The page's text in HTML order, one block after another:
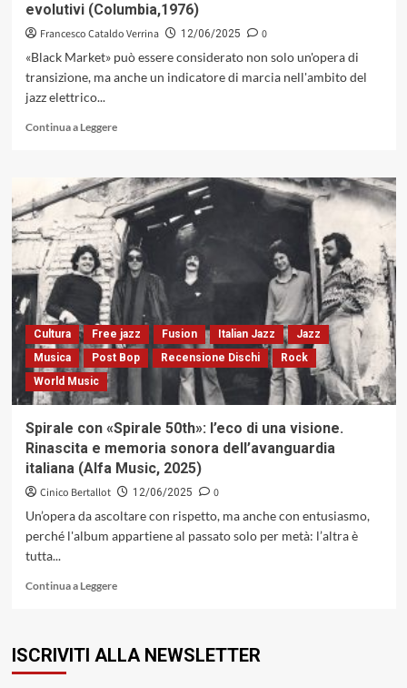
evolutivi (Columbia,1976)
Francesco Cataldo Verrina 12/06/2025
0
«Black Market» può essere considerato non solo un'opera di
transizione, ma anche un indicatore di marcia nell'ambito del
jazz elettrico...
Continua a LeggereLeggi
su
«Black
Market»
dei
Weather
Report:
passaggi
evolutivi
(Columbia,1976)
Cultura Free jazz Fusion Italian Jazz
Jazz
Musica
Post Bop Recensione Dischi
Rock
World Music
Spirale con «Spirale 50th»: l’eco di una visione.
Rinascita e memoria sonora dell’avanguardia
italiana (Alfa Music, 2025)
Cinico Bertallot 12/06/2025
0
Un’opera da ascoltare con rispetto, ma anche con entusiasmo,
perché l'album appartiene al passato solo per metà: l’altra è
tutta...
Continua a LeggereLeggi
Spirale
ISCRIVITI ALLA NEWSLETTER